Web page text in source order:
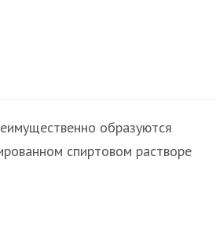
образуются
спиртовом растворе